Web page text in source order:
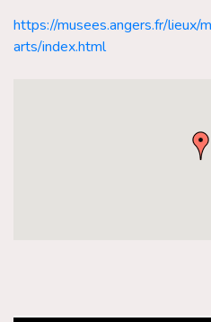
https://musees.angers.fr/lieux/
arts/index.html